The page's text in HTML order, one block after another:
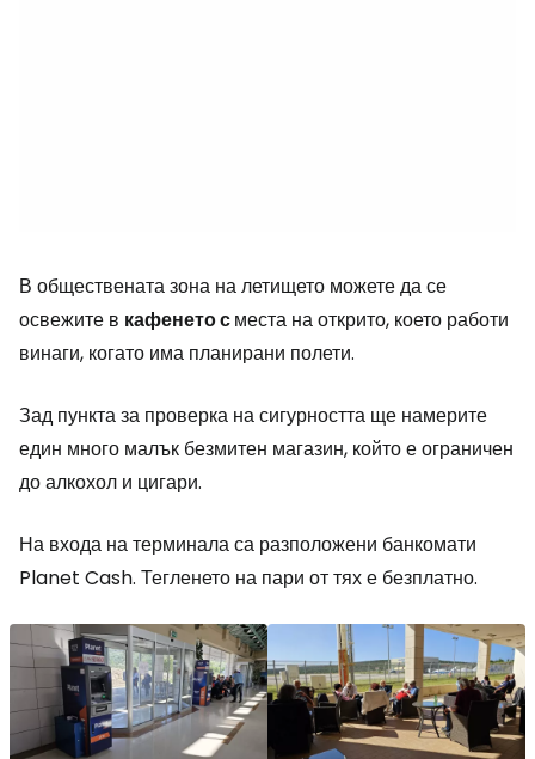
В обществената зона на летището можете да се
освежите в кафенето сместа на открито, което работи
винаги, когато има планирани полети.
Зад пункта за проверка на сигурността ще намерите
един много малък безмитен магазин, който е ограничен
до алкохол и цигари.
На входа на терминала са разположени банкомати
Planet Cash. Тегленето на пари от тях е безплатно.